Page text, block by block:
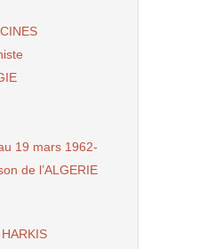
19 mars 1962-
de l’ALGERIE